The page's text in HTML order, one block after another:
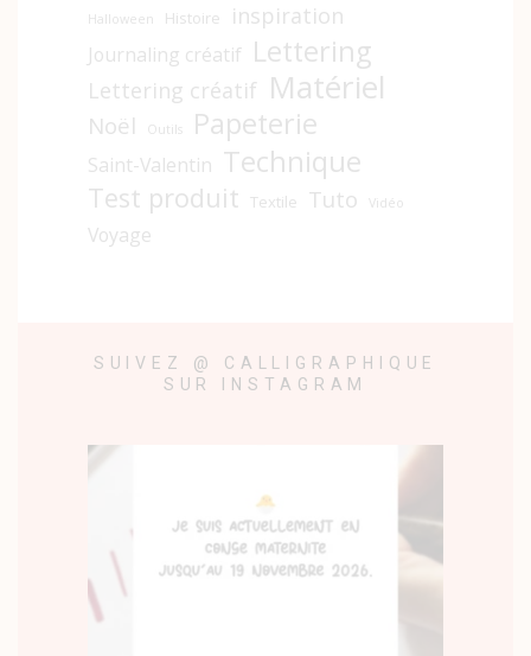
Halloween Histoire inspiration
Journaling créatif Lettering
Lettering créatif Matériel
Noël Outils Papeterie
Saint-Valentin Technique
Test produit Textile Tuto Vidéo
Voyage
SUIVEZ @ CALLIGRAPHIQUE
SUR INSTAGRAM